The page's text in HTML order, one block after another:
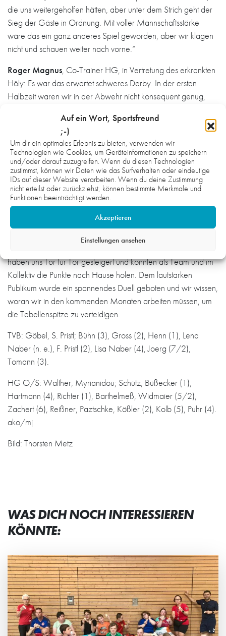
Auf ein Wort, Sportsfreund
;-)
Um dir ein optimales Erlebnis zu bieten, verwenden wir
Technologien wie Cookies, um Geräteinformationen zu speichern
und/oder darauf zuzugreifen. Wenn du diesen Technologien
zustimmst, können wir Daten wie das Surfverhalten oder eindeutige
IDs auf dieser Website verarbeiten. Wenn du deine Zustimmung
nicht erteilst oder zurückziehst, können bestimmte Merkmale und
Funktionen beeinträchtigt werden.
Akzeptieren
Einstellungen ansehen
die uns weitergeholfen hätten, aber unter dem Strich geht der
Sieg der Gäste in Ordnung. Mit voller Mannschaftsstärke
wäre das ein ganz anderes Spiel geworden, aber wir klagen
nicht und schauen weiter nach vorne.“
Roger Magnus, Co-Trainer HG, in Vertretung des erkrankten
Höly: Es war das erwartet schweres Derby. In der ersten
Halbzeit waren wir in der Abwehr nicht konsequent genug,
Und vorne waren wir zu ungeduldig und leisteten uns zu viele
Fehlwürfe. Im zweiten Durchgang gestaltete sich dies sehr viel
besser, vor allem in der Abwehr und über zweite Welle
wurden auch die wichtigen Tore erzielt. Brühl kam nicht mehr
so ins Spiel und wir haben verdient auch in der Höhe
gewonnen.
Pia Büßecker,flexibel einsetzbare Spielerin der HG: Die
Härte beider Mannschaften war eines Derbys würdig und
letztlich hat die volle Bank den entscheidenden Unterschied
haben uns Tor für Tor gesteigert und konnten als Team und im
Kollektiv die Punkte nach Hause holen. Dem lautstarken
Publikum wurde ein spannendes Duell geboten und wir wissen,
woran wir in den kommenden Monaten arbeiten müssen, um
die Tabellenspitze zu verteidigen.
TVB: Göbel, S. Pristl; Bühn (3), Gross (2), Henn (1), Lena
Naber (n. e.), F. Pristl (2), Lisa Naber (4), Joerg (7/2),
Tomann (3).
HG O/S: Walther, Myrianidou; Schütz, Büßecker (1),
Hartmann (4), Richter (1), Barthelmeß, Widmaier (5/2),
Zachert (6), Reißner, Paztschke, Kößler (2), Kolb (5), Puhr (4).
ako/mj
Bild: Thorsten Metz
WAS DICH NOCH INTERESSIEREN
KÖNNTE: